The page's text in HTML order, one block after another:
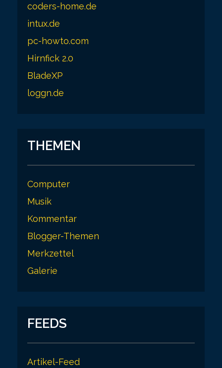
coders-home.de
intux.de
pc-howto.com
Hirnfick 2.0
BladeXP
loggn.de
THEMEN
Computer
Musik
Kommentar
Blogger-Themen
Merkzettel
Galerie
FEEDS
Artikel-Feed